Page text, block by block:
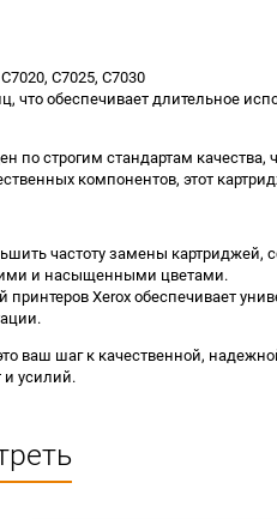
C7025, C7030
что обеспечивает длительное
по строгим стандартам
компонентов, этот
частоту замены картриджей,
и насыщенными цветами.
Xerox обеспечивает
ваш шаг к качественной,
и усилий.